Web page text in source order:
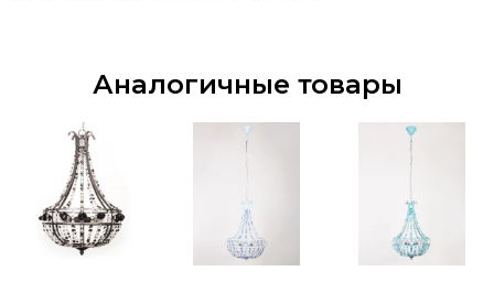
Аналогичные товары